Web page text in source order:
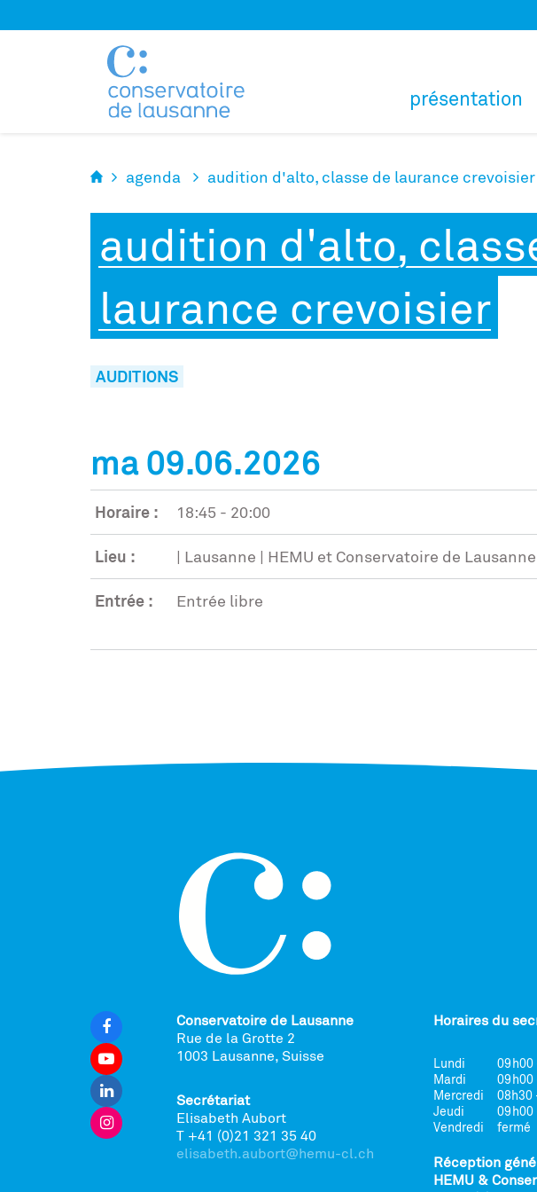
présentation
agenda audition d'alto, classe de laurance crevoisier
audition d'alto,
laurance crevoisier
AUDITIONS
ma 09.06.2026
Horaire : 18:45 - 20:00
Lieu : | Lausanne | HEMU et Conservatoire de
Entrée : Entrée libre
Conservatoire de Lausanne
Rue de la Grotte 2
1003 Lausanne, Suisse
Secrétariat
Elisabeth Aubort
T +41 (0)21 321 35 40
elisabeth.aubort@hemu-cl.ch
Horaires du
Lundi 09h00
Mardi
09h00
Mercredi
08h30
Jeudi
09h00
Vendredi
fermé
Réception
HEMU &